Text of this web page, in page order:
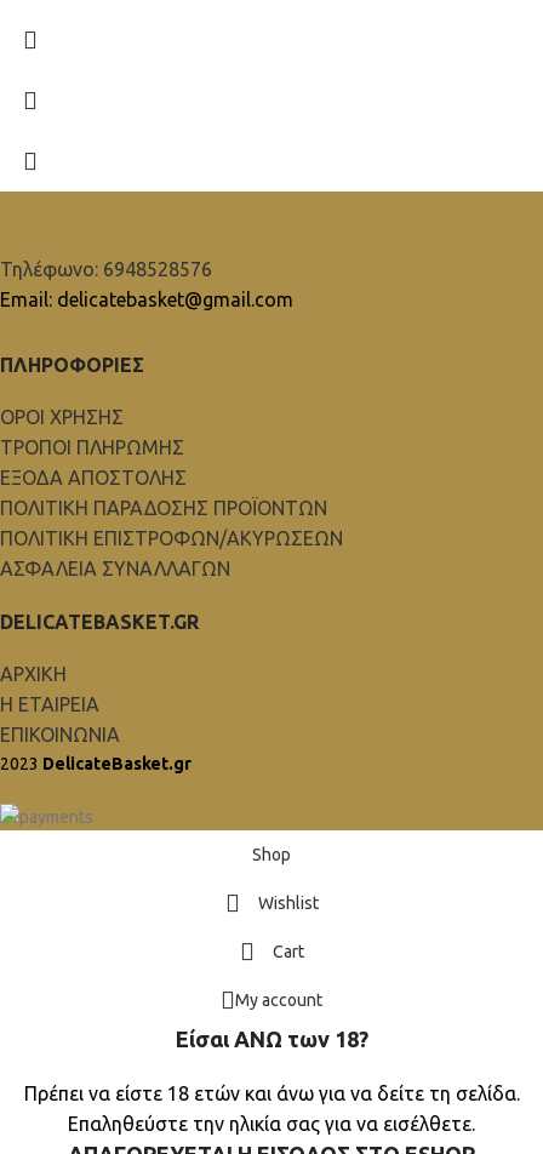
Τηλέφωνο: 6948528576
Email: delicatebasket@gmail.com
ΠΛΗΡΟΦΟΡΙΕΣ
ΟΡΟΙ ΧΡΗΣΗΣ
ΤΡΟΠΟΙ ΠΛΗΡΩΜΗΣ
ΕΞΟΔΑ ΑΠΟΣΤΟΛΗΣ
ΠΟΛΙΤΙΚΗ ΠΑΡΑΔΟΣΗΣ ΠΡΟΪΟΝΤΩΝ
ΠΟΛΙΤΙΚΗ ΕΠΙΣΤΡΟΦΩΝ/ΑΚΥΡΩΣΕΩΝ
ΑΣΦΑΛΕΙΑ ΣΥΝΑΛΛΑΓΩΝ
DELICATEBASKET.GR
ΑΡΧΙΚΗ
Η ΕΤΑΙΡΕΙΑ
ΕΠΙΚΟΙΝΩΝΙΑ
2023 DelicateBasket.gr
Shop
Wishlist
Cart
My account
Είσαι ΑΝΩ των 18?
Πρέπει να είστε 18 ετών και άνω για να δείτε τη σελίδα.
Επαληθεύστε την ηλικία σας για να εισέλθετε.